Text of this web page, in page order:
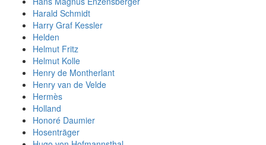
Harald Schmidt
Harry Graf Kessler
Helden
Helmut Fritz
Helmut Kolle
Henry de Montherlant
Henry van de Velde
Hermès
Holland
Honoré Daumier
Hosenträger